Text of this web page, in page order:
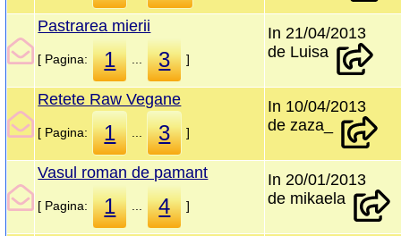
Pastrarea mierii
[ Pagina: 1 3 ]
In 21/04/2013
de Luisa
Retete Raw Vegane
[ Pagina: 1 3 ]
In 10/04/2013
de zaza_
Vasul roman de pamant
[ Pagina: 1 4 ]
In 20/01/2013
de mikaela